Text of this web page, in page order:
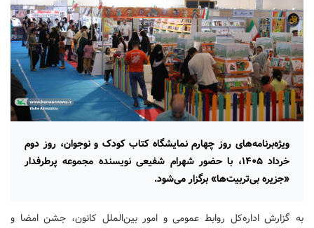
ویژه‌برنامه‌های روز چهارم نمایشگاه کتاب کودک و نوجوان، روز دوم
خرداد ۱۴۰۵، با حضور شهرام شفیعی نویسنده مجموعه پرطرفدار
«جزیره بی‌تربیت‌ها» برگزار می‌شود.
به گزارش اداره‌کل روابط عمومی و امور بین‌الملل کانون، جشن امضا و